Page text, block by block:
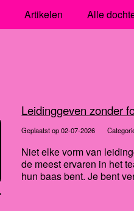
Artikelen Alle
Leidinggeven zonder
Geplaatst op 02-07-2026
Niet elke vorm van
de meest ervaren in het
hun baas bent. Je bent